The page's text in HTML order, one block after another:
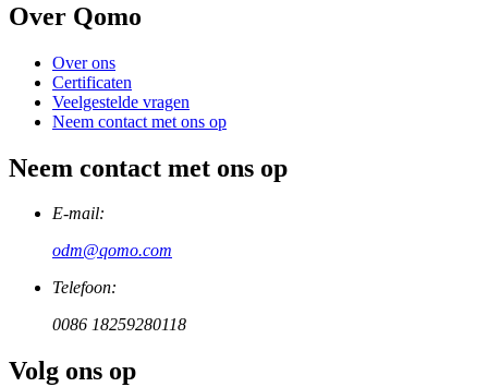
Over Qomo
Over ons
Certificaten
Veelgestelde vragen
Neem contact met ons op
Neem contact met ons op
E-mail:
odm@qomo.com
Telefoon:
0086 18259280118
Volg ons op